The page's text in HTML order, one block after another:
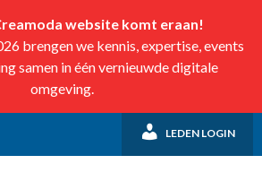
website komt eraan!
brengen we kennis, expertise, events
samen in één vernieuwde digitale
omgeving.
LEDEN LOGIN